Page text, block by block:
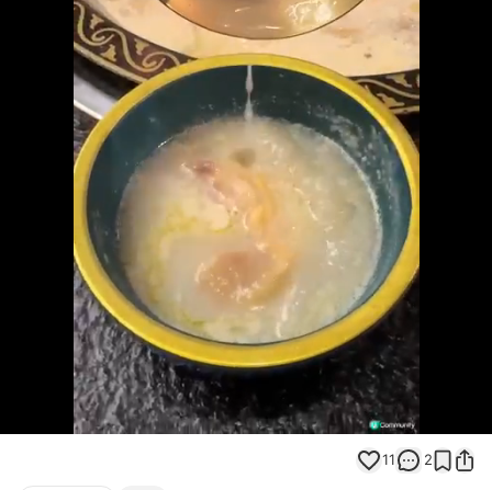
Loaded:
100.00%
11 2